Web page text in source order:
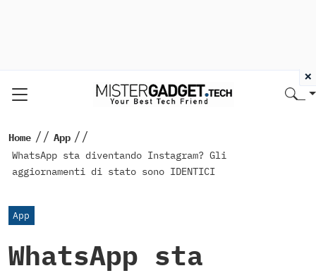
Home // App //
WhatsApp sta diventando Instagram? Gli
aggiornamenti di stato sono IDENTICI
App
WhatsApp sta
×